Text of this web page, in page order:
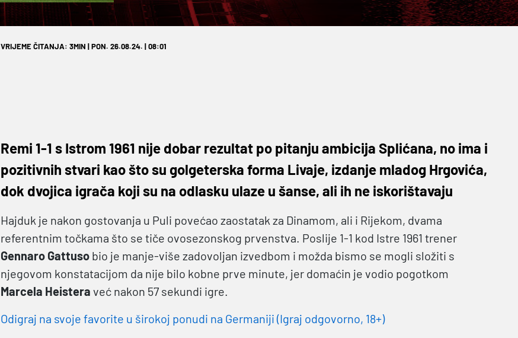
VRIJEME ČITANJA: 3MIN | PON. 26.08.24. | 08:01
Remi 1-1 s Istrom 1961 nije dobar rezultat po pitanju ambicija Splićana, no ima i
pozitivnih stvari kao što su golgeterska forma Livaje, izdanje mladog Hrgovića,
dok dvojica igrača koji su na odlasku ulaze u šanse, ali ih ne iskorištavaju
Hajduk je nakon gostovanja u Puli povećao zaostatak za Dinamom, ali i Rijekom, dvama
referentnim točkama što se tiče ovosezonskog prvenstva. Poslije 1-1 kod Istre 1961 trener
Gennaro Gattusobio je manje-više zadovoljan izvedbom i možda bismo se mogli složiti s
njegovom konstatacijom da nije bilo kobne prve minute, jer domaćin je vodio pogotkom
Marcela Heistera već nakon 57 sekundi igre.
Odigraj na svoje favorite u širokoj ponudi na Germaniji (Igraj odgovorno, 18+)